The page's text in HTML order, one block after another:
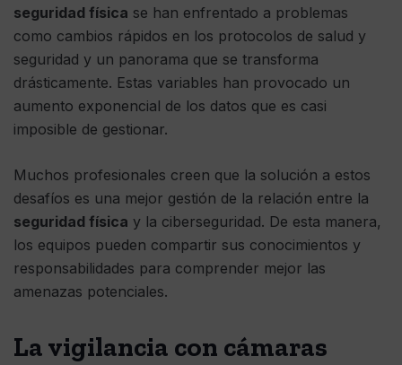
seguridad física se han enfrentado a problemas
como cambios rápidos en los protocolos de salud y
seguridad y un panorama que se transforma
drásticamente. Estas variables han provocado un
aumento exponencial de los datos que es casi
imposible de gestionar.
Muchos profesionales creen que la solución a estos
desafíos es una mejor gestión de la relación entre la
seguridad física y la ciberseguridad. De esta manera,
los equipos pueden compartir sus conocimientos y
responsabilidades para comprender mejor las
amenazas potenciales.
La vigilancia con cámaras